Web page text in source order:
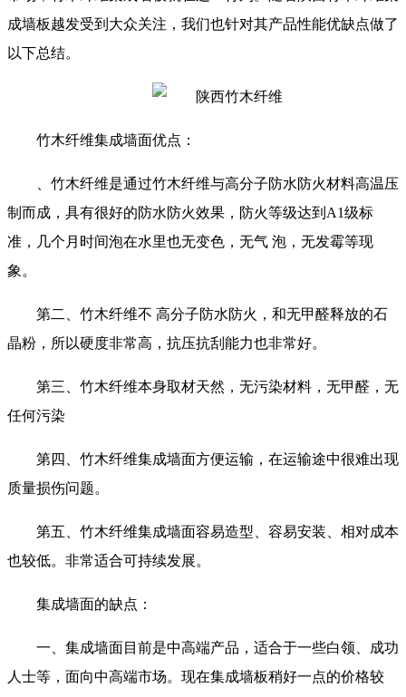
成墙板越发受到大众关注，我们也针对其产品性能优缺点做了
以下总结。
竹木纤维集成墙面优点：
、竹木纤维是通过竹木纤维与高分子防水防火材料高温压
制而成，具有很好的防水防火效果，防火等级达到A1级标
准，几个月时间泡在水里也无变色，无气 泡，无发霉等现
象。
第二、竹木纤维不 高分子防水防火，和无甲醛释放的石
晶粉，所以硬度非常高，抗压抗刮能力也非常好。
第三、竹木纤维本身取材天然，无污染材料，无甲醛，无
任何污染
第四、竹木纤维集成墙面方便运输，在运输途中很难出现
质量损伤问题。
第五、竹木纤维集成墙面容易造型、容易安装、相对成本
也较低。非常适合可持续发展。
集成墙面的缺点：
一、集成墙面目前是中高端产品，适合于一些白领、成功
人士等，面向中高端市场。现在集成墙板稍好一点的价格较